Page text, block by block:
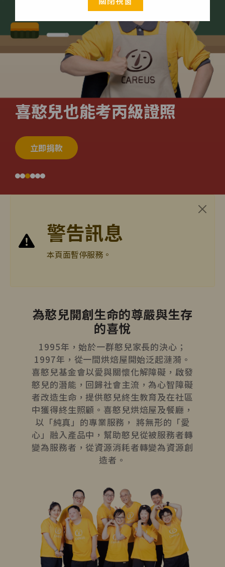
喜憨兒也能考丙級證照
立即捐款
警告訊息
本頁面暫停服務。
為憨兒開創生命的尊嚴與生存
的喜悅
1995年，始於一群憨兒家長的決心；
1997年，從一間烘焙屋開始泛起漣漪。
喜憨兒基金會以愛與關懷化解障礙，啟發
憨兒的潛能，回歸社會主流，為心智障礙
者改造生命，提供憨兒終生教育及在社區
中獲得終生照顧。喜憨兒烘焙屋及餐廳，
以「純真」的專業服務， 將無形的「愛
心」融入產品中，幫助憨兒從被服務者轉
變為服務者，從資源消耗者轉變為資源創
造者。